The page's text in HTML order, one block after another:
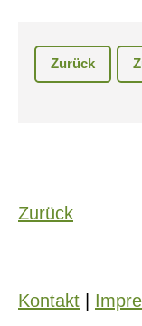
Zurück
Zurück
Kontakt